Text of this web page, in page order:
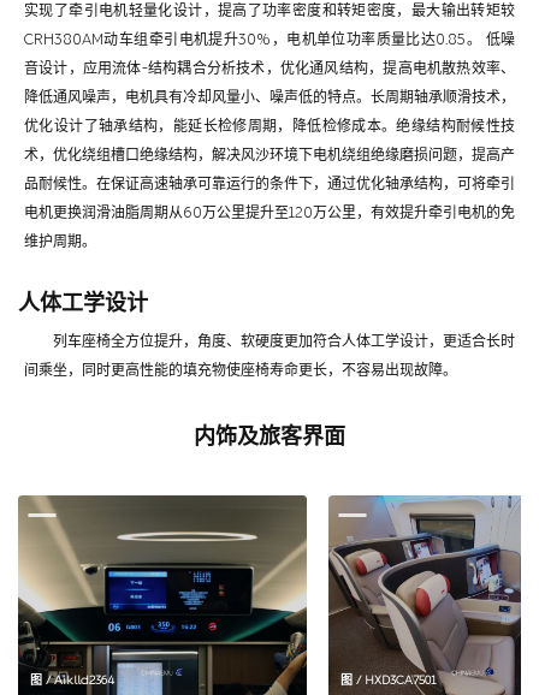
实现了牵引电机轻量化设计，提高了功率密度和转矩密度，最大输出转矩较
CRH380AM动车组牵引电机提升30%，电机单位功率质量比达0.85。 低噪
音设计，应用流体-结构耦合分析技术，优化通风结构，提高电机散热效率、
降低通风噪声，电机具有冷却风量小、噪声低的特点。长周期轴承顺滑技术，
优化设计了轴承结构，能延长检修周期，降低检修成本。绝缘结构耐候性技
术，优化绕组槽口绝缘结构，解决风沙环境下电机绕组绝缘磨损问题，提高产
品耐候性。在保证高速轴承可靠运行的条件下，通过优化轴承结构，可将牵引
电机更换润滑油脂周期从60万公里提升至120万公里，有效提升牵引电机的免
维护周期。
人体工学设计
列车座椅全方位提升，角度、软硬度更加符合人体工学设计，更适合长时
间乘坐，同时更高性能的填充物使座椅寿命更长，不容易出现故障。
内饰及旅客界面
图 / Aiklld2364 图 / HXD3CA7501